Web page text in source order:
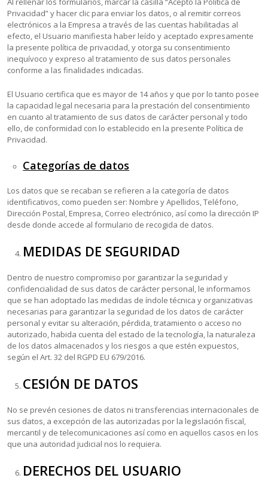
Privacidad” y hacer clic para enviar los datos, o al remitir correos
electrónicos a la Empresa a través de las cuentas habilitadas al
efecto, el Usuario manifiesta haber leído y aceptado expresamente
la presente política de privacidad, y otorga su consentimiento
inequívoco y expreso al tratamiento de sus datos personales
conforme a las finalidades indicadas.
El Usuario certifica que es mayor de 14 años y que por lo tanto posee
la capacidad legal necesaria para la prestación del consentimiento
en cuanto al tratamiento de sus datos de carácter personal y todo
ello, de conformidad con lo establecido en la presente Política de
Privacidad.
Categorías de datos
Los datos que se recaban se refieren a la categoría de datos
identificativos, como pueden ser: Nombre y Apellidos, Teléfono,
Dirección Postal, Empresa, Correo electrónico, así como la dirección IP
desde donde accede al formulario de recogida de datos.
MEDIDAS DE SEGURIDAD
Dentro de nuestro compromiso por garantizar la seguridad y
confidencialidad de sus datos de carácter personal, le informamos
que se han adoptado las medidas de índole técnica y organizativas
necesarias para garantizar la seguridad de los datos de carácter
personal y evitar su alteración, pérdida, tratamiento o acceso no
autorizado, habida cuenta del estado de la tecnología, la naturaleza
de los datos almacenados y los riesgos a que estén expuestos,
según el Art. 32 del RGPD EU 679/2016.
CESIÓN DE DATOS
No se prevén cesiones de datos ni transferencias internacionales de
sus datos, a excepción de las autorizadas por la legislación fiscal,
mercantil y de telecomunicaciones así como en aquellos casos en los
que una autoridad judicial nos lo requiera.
DERECHOS DEL USUARIO